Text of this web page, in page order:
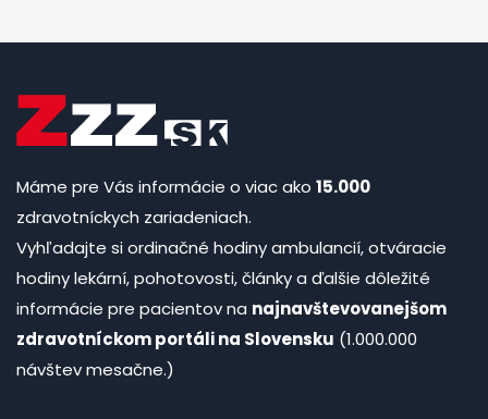
Máme pre Vás informácie o viac ako 15.000
zdravotníckych zariadeniach.
Vyhľadajte si ordinačné hodiny ambulancií, otváracie
hodiny lekární, pohotovosti, články a ďalšie dôležité
informácie pre pacientov na najnavštevovanejšom
zdravotníckom portáli na Slovensku (1.000.000
návštev mesačne.)